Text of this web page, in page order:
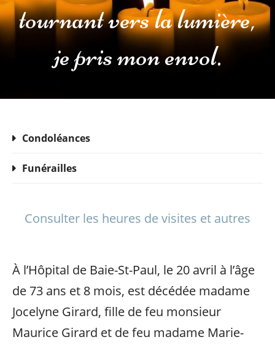
tournant vers la lumière,
je pris mon envol.
Condoléances
Funérailles
Consulter les heures de visites et autres
À l’Hôpital de Baie-St-Paul, le 20 avril à l’âge
de 73 ans et 8 mois, est décédée madame
Jocelyne Girard, fille de feu monsieur
Maurice Girard et de feu madame Marie-